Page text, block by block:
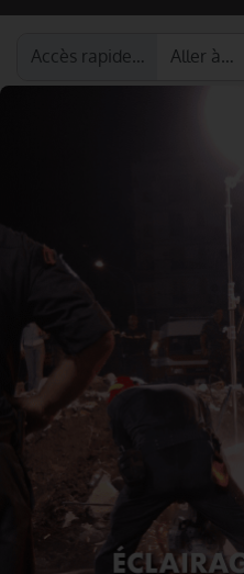
Accès rapide…